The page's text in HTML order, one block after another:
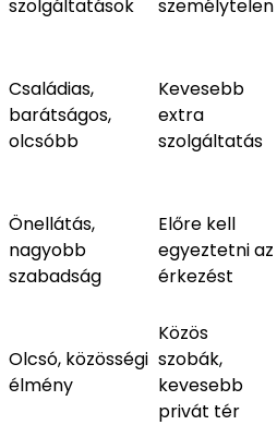
szolgáltatások
személytelen
Családias,
barátságos,
olcsóbb
Kevesebb
extra
szolgáltatás
Önellátás,
nagyobb
szabadság
Előre kell
egyeztetni az
érkezést
Olcsó, közösségi
élmény
Közös
szobák,
kevesebb
privát tér